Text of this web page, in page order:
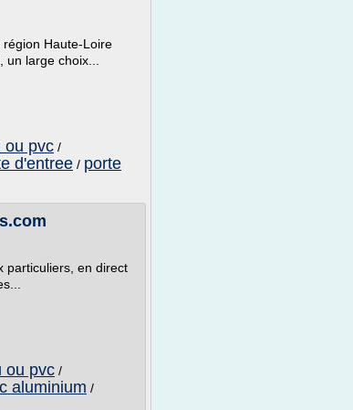
région Haute-Loire
large choix...
ou pvc /
d'entree / porte
particuliers, en direct
ou pvc /
aluminium /